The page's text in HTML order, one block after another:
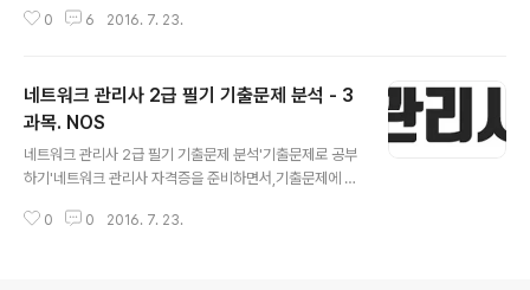
요약, 정리를 하였습니다. 4과목. 네트워크 운용기기 RAID
모든 데이터를 다른 드라이브에 복사해 놓는 방법 - RAID
5 : Parity가 있는 RAID 방식 ( 3과목에서 출제 ) 라우터 (
Router )네트워크 상의 패킷을 전달하는 장비네트워크 상
에 발생한 트래픽 제어로 최적의 경로를 설정하는 장비 패
킷을 적절한 크기로 분할하거나 재조립하고 이들을 다시
캡슐화하는 기능을 한다. 네트워크를 분리하는데 사..
0 6 2016. 7. 23.
네트워크 관리사 2급 필기 기출문제 분석 - 3
과목. NOS
네트워크 관리사 2급 필기 기출문제 분석'기출문제로 공부
하기'네트워크 관리사 자격증을 준비하면서,기출문제에 자
요약, 정리를 하였습니다. 3과목. NOS 자주 출제되는 Lin
0 0 2016. 7. 23.